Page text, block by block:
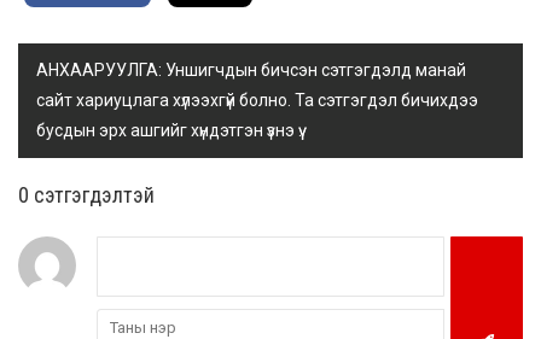
АНХААРУУЛГА: Уншигчдын бичсэн сэтгэгдэлд манай
сайт хариуцлага хүлээхгүй болно. Та сэтгэгдэл бичихдээ
бусдын эрх ашгийг хүндэтгэн үзнэ үү.
0 cэтгэгдэлтэй